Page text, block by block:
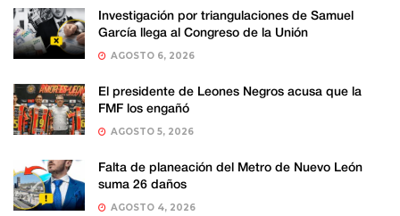
Investigación por triangulaciones de Samuel
García llega al Congreso de la Unión
AGOSTO 6, 2026
El presidente de Leones Negros acusa que la
FMF los engañó
AGOSTO 5, 2026
Falta de planeación del Metro de Nuevo León
suma 26 daños
AGOSTO 4, 2026